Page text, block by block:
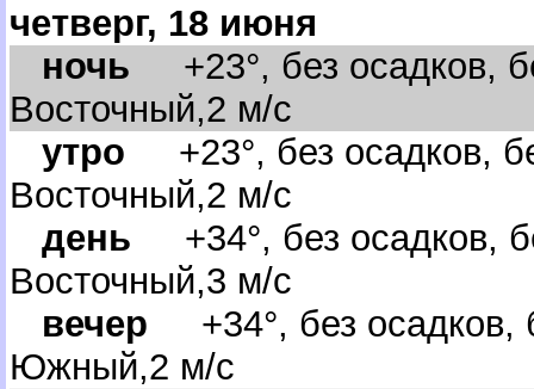
четверг, 18 июня
ночь +23°, без осадков,
осточный,2 м/с
утро +23°, без осадков,
осточный,2 м/с
день +34°, без осадков,
осточный,3 м/с
ечер +34°, без осадков,
Южный,2 м/с